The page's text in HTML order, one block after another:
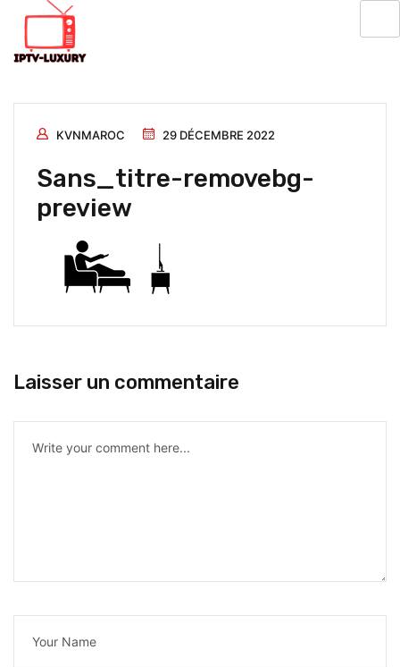
KVNMAROC 29 DÉCEMBRE 2022
Sans_titre-removebg-
preview
Laisser un commentaire